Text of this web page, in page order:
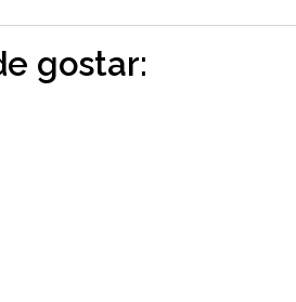
gostar: